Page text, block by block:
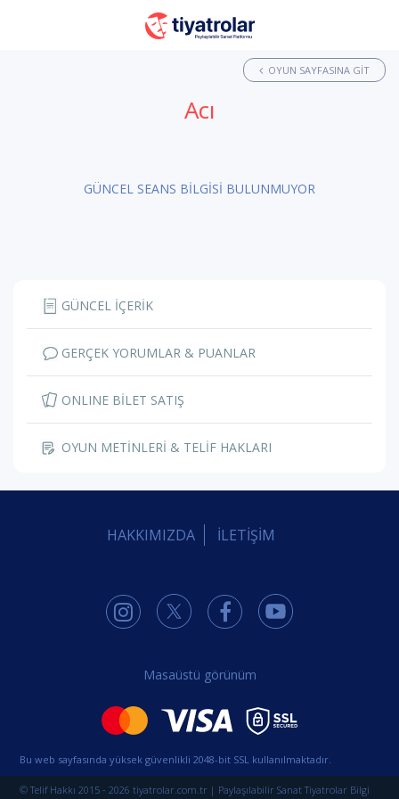
OYUN SAYFASINA GIT
Acı
GÜNCEL SEANS BİLGİSİ BULUNMUYOR
GÜNCEL İÇERİK
GERÇEK YORUMLAR & PUANLAR
ONLINE BİLET SATIŞ
OYUN METİNLERİ & TELİF HAKLARI
HAKKIMIZDA İLETİŞİM
Masaüstü görünüm
Bu web sayfasında yüksek güvenlikli 2048-bit SSL kullanılmaktadır.
© Telif Hakkı 2015 - 2026 tiyatrolar.com.tr | Paylaşılabilir Sanat Tiyatrolar Bilgi